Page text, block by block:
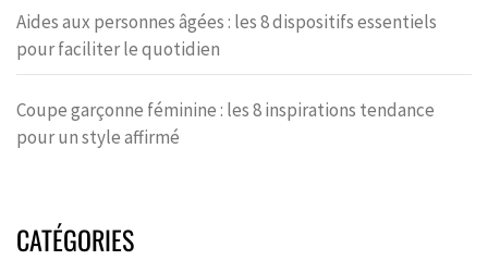
Aides aux personnes âgées : les 8 dispositifs essentiels
pour faciliter le quotidien
Coupe garçonne féminine : les 8 inspirations tendance
pour un style affirmé
CATÉGORIES